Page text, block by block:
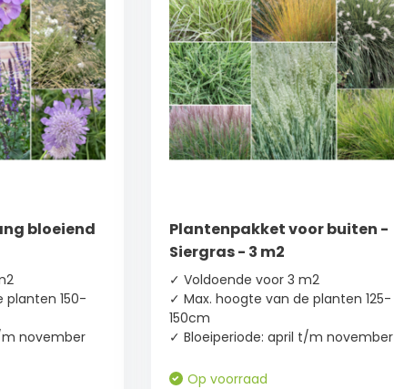
bloeiend
planten 150-
november
Plantenpakket voor buiten -
Siergras - 3 m2
✓ Voldoende voor 3 m2
✓ Max. hoogte van de planten 125-
150cm
✓ Bloeiperiode: april t/m november
Op voorraad